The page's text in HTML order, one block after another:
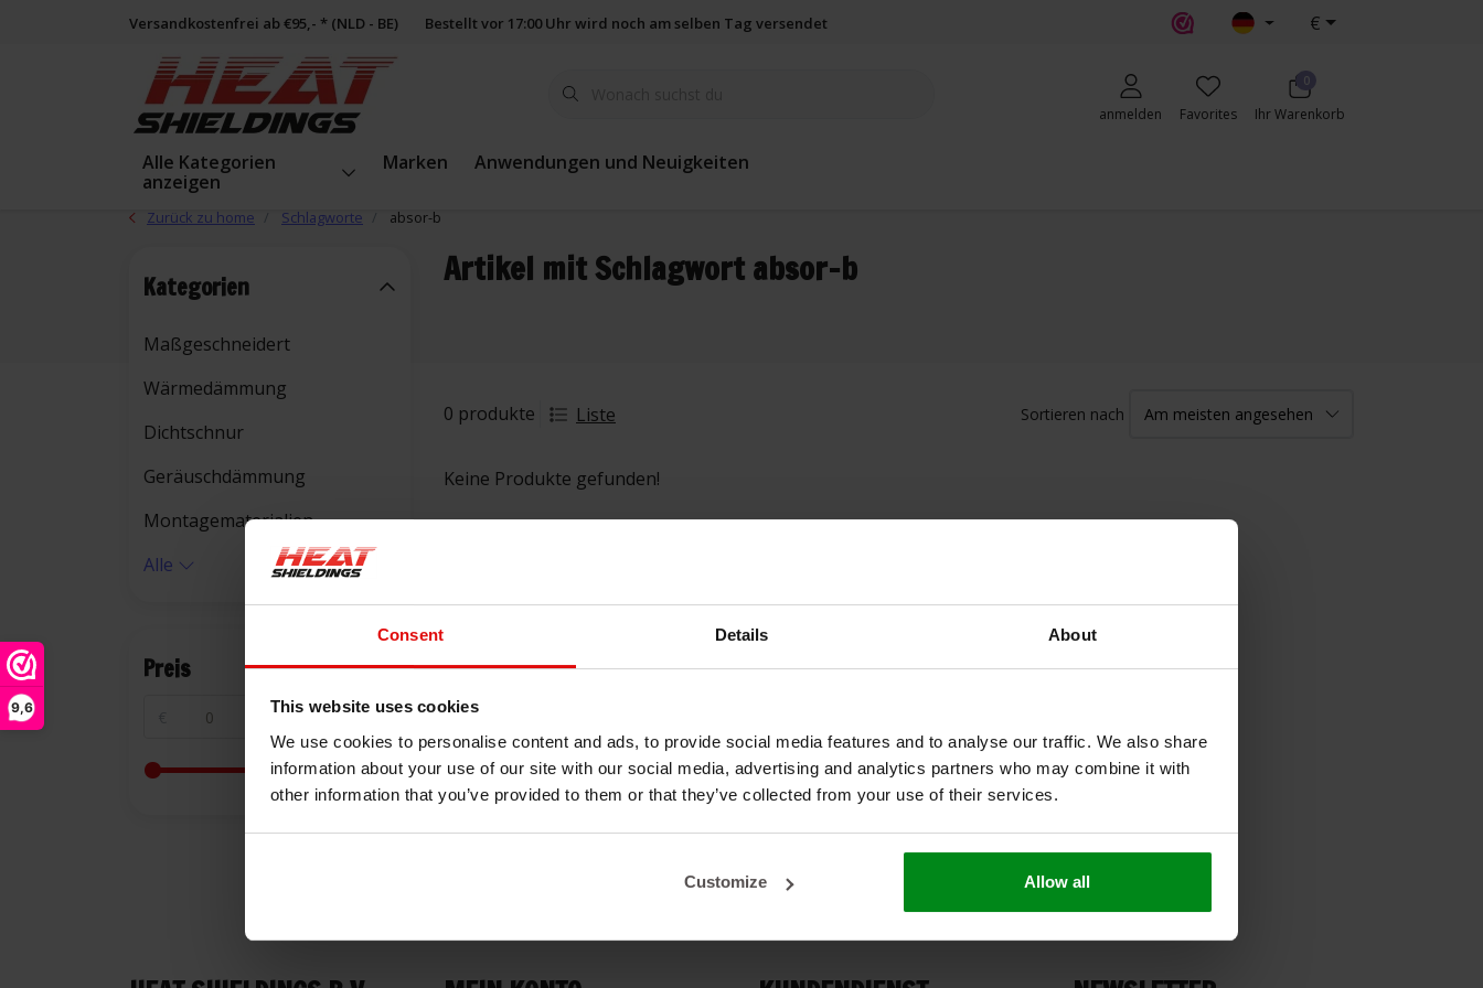
Consent Details About
This website uses cookies
We use cookies to personalise content and ads, to provide social media features and to analyse our traffic. We also share
information about your use of our site with our social media, advertising and analytics partners who may combine it with
other information that you’ve provided to them or that they’ve collected from your use of their services.
Customize Allow all
9,6
Versandkostenfrei ab €95,- * (NLD - BE) Bestellt vor 17:00 Uhr wird noch am selben Tag versendet €
anmelden Favorites
0
Ihr Warenkorb
Alle Kategorien
anzeigen
Marken Anwendungen und Neuigkeiten
Zurück zu home Schlagworte absor-b
Artikel mit Schlagwort absor-b
0 produkte Liste Sortieren nach
Keine Produkte gefunden!
Kategorien
Maßgeschneidert
Wärmedämmung
Dichtschnur
Geräuschdämmung
Montagematerialien
Alle
Preis
€